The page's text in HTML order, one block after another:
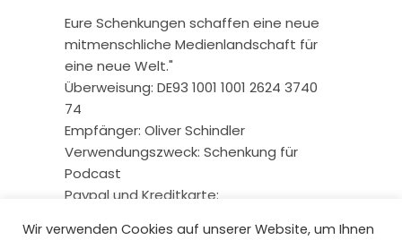
Eure Schenkungen schaffen eine neue
mitmenschliche Medienlandschaft für
eine neue Welt."
Überweisung: DE93 1001 1001 2624 3740
74
Empfänger: Oliver Schindler
Verwendungszweck: Schenkung für
Podcast
Paypal und Kreditkarte:
Wir verwenden Cookies auf unserer Website, um Ihnen